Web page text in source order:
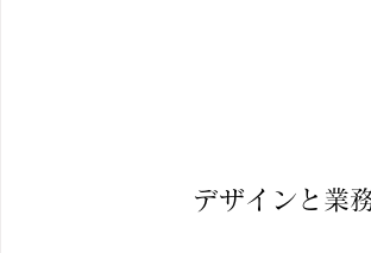
デザインと業